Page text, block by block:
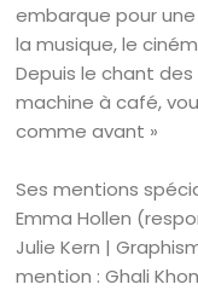
embarque pour
la musique, le
Depuis le chant
machine à café,
comme avant »
Ses mentions
Emma Hollen
Julie Kern |
mention : Ghali